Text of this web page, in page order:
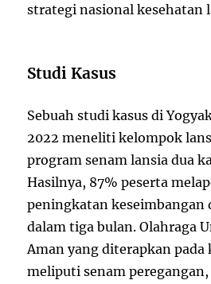
strategi nasional kesehatan
Studi Kasus
Sebuah studi kasus di
2022 meneliti kelompok
program senam lansia dua
Hasilnya, 87% peserta
peningkatan keseimbangan
dalam tiga bulan. Olahraga
Aman yang diterapkan
meliputi senam